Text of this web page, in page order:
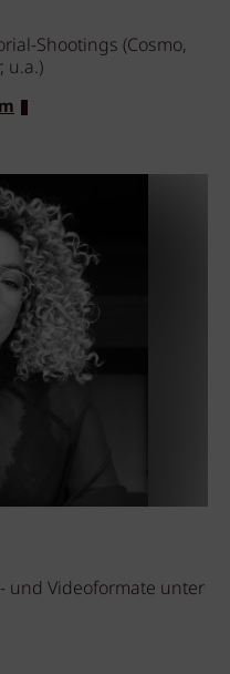
Shootings (Cosmo,
u.a.)
und Videoformate unter